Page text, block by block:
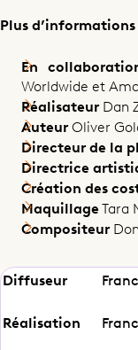
La
Plus d’informations
En
Worldwide et
RéalisateurDan
AuteurOliver
Directeur de la
Directrice
Création des
MaquillageTara
Compositeur
Diffuseur
Réalisation